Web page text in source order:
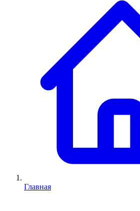
Главная